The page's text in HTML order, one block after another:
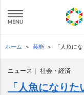
ホーム 芸能 「人魚に
ニュース 社会・経済
「人魚になり